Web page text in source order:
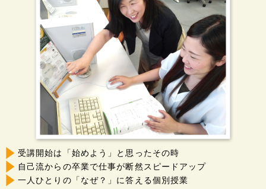
受講開始は「始めよう」と思ったその時
自己流からの卒業で仕事が断然スピードアップ
一人ひとりの「なぜ？」に答える個別授業